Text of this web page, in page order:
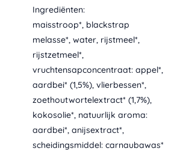
Ingrediënten:
maisstroop*, blackstrap
melasse*, water, rijstmeel*,
rijstzetmeel*,
vruchtensapconcentraat: appel*,
aardbei* (1,5%), vlierbessen*,
zoethoutwortelextract* (1,7%),
kokosolie*, natuurlijk aroma:
aardbei*, anijsextract*,
scheidingsmiddel: carnaubawas*